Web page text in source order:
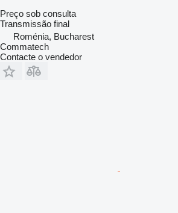
Preço sob consulta
Transmissão final
Roménia, Bucharest
Commatech
Contacte o vendedor